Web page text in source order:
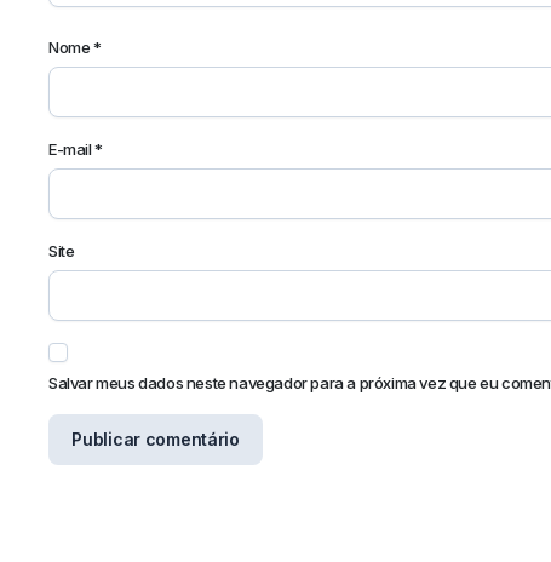
Nome*
E-mail*
Site
Salvar meus dados neste navegador para a próxima vez que eu